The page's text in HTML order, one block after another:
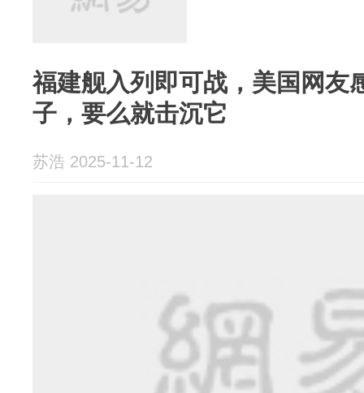
福建舰入列即可战，美国网友
子，要么就击沉它
苏浩 2025-11-12